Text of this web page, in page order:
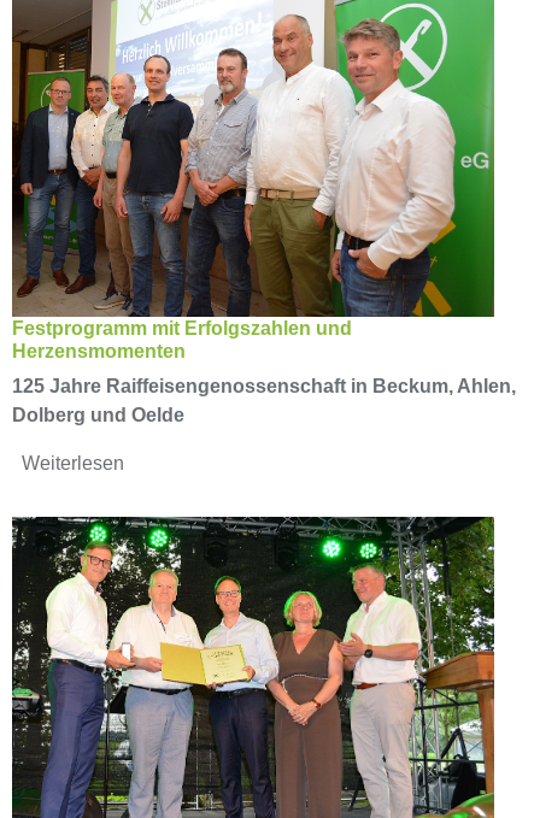
Festprogramm mit Erfolgszahlen und
Herzensmomenten
125 Jahre Raiffeisengenossenschaft in Beckum, Ahlen,
Dolberg und Oelde
Weiterlesen